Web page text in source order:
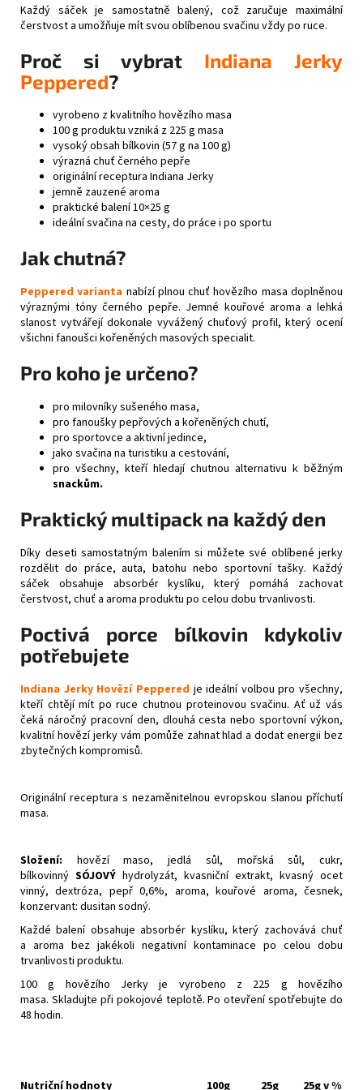
Každý sáček je samostatně balený, což zaručuje maximální
čerstvost a umožňuje mít svou oblíbenou svačinu vždy po ruce.
Proč si vybrat Indiana Jerky
Peppered?
vyrobeno z kvalitního hovězího masa
100 g produktu vzniká z 225 g masa
vysoký obsah bílkovin (57 g na 100 g)
výrazná chuť černého pepře
originální receptura Indiana Jerky
jemně zauzené aroma
praktické balení 10×25 g
ideální svačina na cesty, do práce i po sportu
Jak chutná?
Peppered varianta nabízí plnou chuť hovězího masa doplněnou
výraznými tóny černého pepře. Jemné kouřové aroma a lehká
slanost vytvářejí dokonale vyvážený chuťový profil, který ocení
všichni fanoušci kořeněných masových specialit.
Pro koho je určeno?
pro milovníky sušeného masa,
pro fanoušky pepřových a kořeněných chutí,
pro sportovce a aktivní jedince,
jako svačina na turistiku a cestování,
pro všechny, kteří hledají chutnou alternativu k běžným
snackům.
Praktický multipack na každý den
Díky deseti samostatným balením si můžete své oblíbené jerky
rozdělit do práce, auta, batohu nebo sportovní tašky. Každý
sáček obsahuje absorbér kyslíku, který pomáhá zachovat
čerstvost, chuť a aroma produktu po celou dobu trvanlivosti.
Poctivá porce bílkovin kdykoliv
potřebujete
Indiana Jerky Hovězí Peppered je ideální volbou pro všechny,
kteří chtějí mít po ruce chutnou proteinovou svačinu. Ať už vás
čeká náročný pracovní den, dlouhá cesta nebo sportovní výkon,
kvalitní hovězí jerky vám pomůže zahnat hlad a dodat energii bez
zbytečných kompromisů.
Originální receptura s nezaměnitelnou evropskou slanou příchutí
masa.
Složení:
hovězí maso, jedlá sůl, mořská sůl, cukr,
bílkovinný SÓJOVÝ hydrolyzát, kvasniční extrakt, kvasný ocet
vinný, dextróza, pepř 0,6%, aroma, kouřové aroma, česnek,
konzervant: dusitan sodný.
Každé balení obsahuje absorbér kyslíku, který zachovává chuť
a aroma bez jakékoli negativní kontaminace po celou dobu
trvanlivosti produktu.
100 g hovězího Jerky je vyrobeno z 225 g hovězího
masa. Skladujte při pokojové teplotě. Po otevření spotřebujte do
48 hodin.
Nutriční hodnoty 100g 25g
25g v %